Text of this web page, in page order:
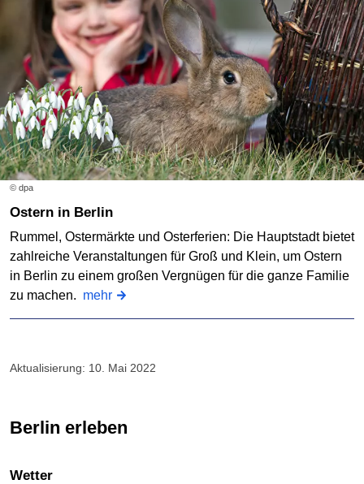
© dpa
Ostern in Berlin
Rummel, Ostermärkte und Osterferien: Die Hauptstadt bietet
zahlreiche Veranstaltungen für Groß und Klein, um Ostern
in Berlin zu einem großen Vergnügen für die ganze Familie
zu machen. mehr
Aktualisierung: 10. Mai 2022
Berlin erleben
Wetter